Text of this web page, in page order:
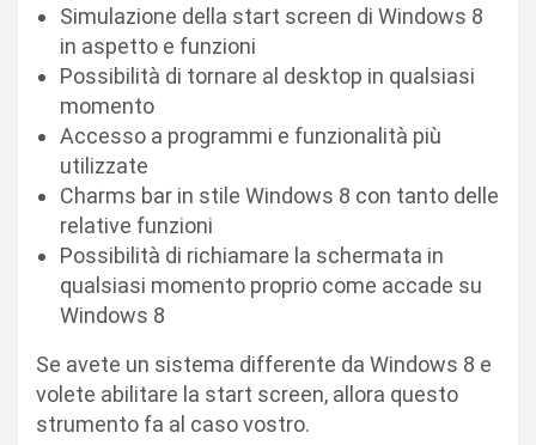
Simulazione della start screen di Windows 8
in aspetto e funzioni
Possibilità di tornare al desktop in qualsiasi
momento
Accesso a programmi e funzionalità più
utilizzate
Charms bar in stile Windows 8 con tanto delle
relative funzioni
Possibilità di richiamare la schermata in
qualsiasi momento proprio come accade su
Windows 8
Se avete un sistema differente da Windows 8 e
volete abilitare la start screen, allora questo
strumento fa al caso vostro.